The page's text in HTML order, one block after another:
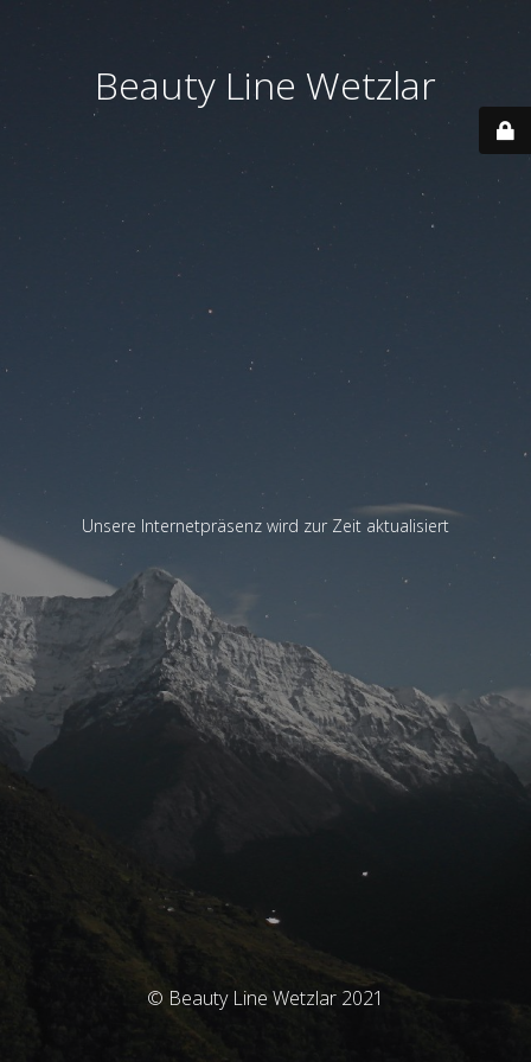
Beauty Line Wetzlar
Unsere Internetpräsenz wird zur Zeit aktualisiert
© Beauty Line Wetzlar 2021